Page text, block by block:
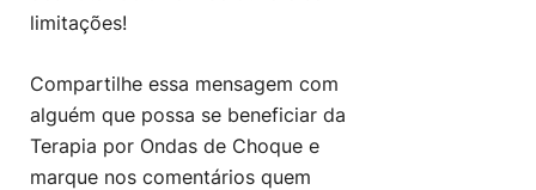
limitações!
Compartilhe essa mensagem com
alguém que possa se beneficiar da
Terapia por Ondas de Choque e
marque nos comentários quem